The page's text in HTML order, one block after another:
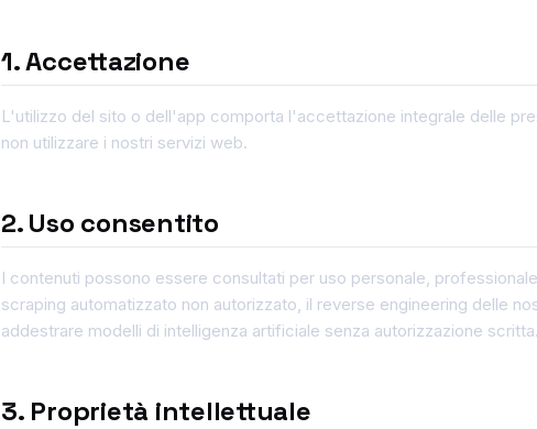
1. Accettazione
L'utilizzo del sito o dell'app comporta l'accettazione integrale delle
non utilizzare i nostri servizi web.
2. Uso consentito
I contenuti possono essere consultati per uso personale,
scraping automatizzato non autorizzato, il reverse engineering delle
addestrare modelli di intelligenza artificiale senza autorizzazione scritta.
3. Proprietà intellettuale